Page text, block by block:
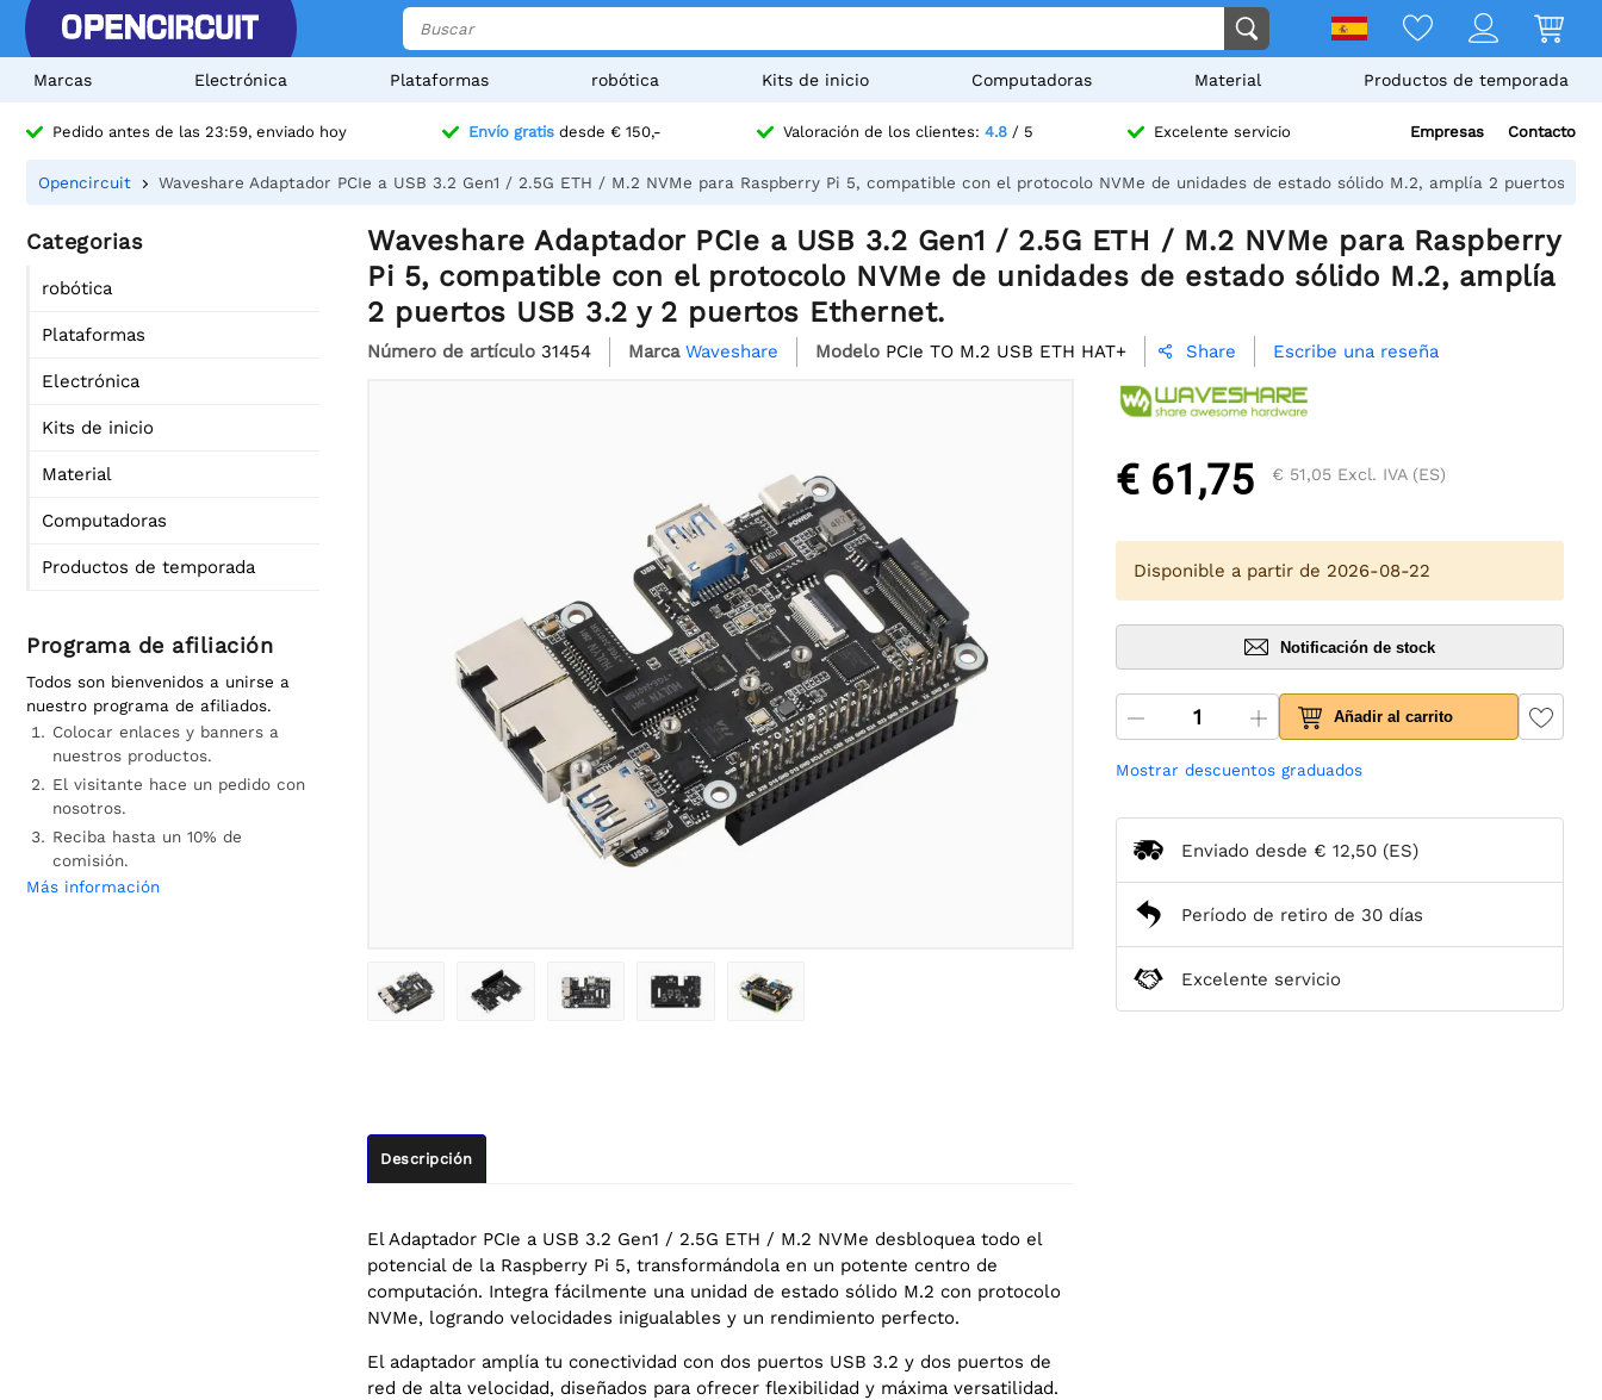
Marcas Electrónica Plataformas robótica Kits de inicio Computadoras Material Productos de temporada
Pedido antes de las 23:59, enviado hoy Envío gratisdesde € 150,- Valoración de los clientes: 4.8/ 5 Excelente servicio Empresas Contacto
Opencircuit Waveshare Adaptador PCIe a USB 3.2 Gen1 / 2.5G ETH / M.2 NVMe para Raspberry Pi 5, compatible con el protocolo NVMe de unidades de estado sólido M.2, amplía 2 puertos
Categorias
robótica
Plataformas
Electrónica
Kits de inicio
Material
Computadoras
Productos de temporada
Programa de afiliación
Todos son bienvenidos a unirse a
nuestro programa de afiliados.
Colocar enlaces y banners a
nuestros productos.
El visitante hace un pedido con
nosotros.
Reciba hasta un 10% de
comisión.
Más información
Waveshare Adaptador PCIe a USB 3.2 Gen1 / 2.5G ETH / M.2 NVMe para Raspberry
Pi 5, compatible con el protocolo NVMe de unidades de estado sólido M.2, amplía
2 puertos USB 3.2 y 2 puertos Ethernet.
Número de artículo 31454 Marca Waveshare Modelo PCIe TO M.2 USB ETH HAT+  Share Escribe una reseña
Descripción
El Adaptador PCIe a USB 3.2 Gen1 / 2.5G ETH / M.2 NVMe desbloquea todo el
potencial de la Raspberry Pi 5, transformándola en un potente centro de
computación. Integra fácilmente una unidad de estado sólido M.2 con protocolo
NVMe, logrando velocidades inigualables y un rendimiento perfecto.
El adaptador amplía tu conectividad con dos puertos USB 3.2 y dos puertos de
red de alta velocidad, diseñados para ofrecer flexibilidad y máxima versatilidad.
€ 61,75 € 51,05 Excl. IVA (ES)
Disponible a partir de 2026-08-22
Notificación de stock
Añadir al carrito
Mostrar descuentos graduados
Enviado desde € 12,50 (ES)
Período de retiro de 30 días
Excelente servicio